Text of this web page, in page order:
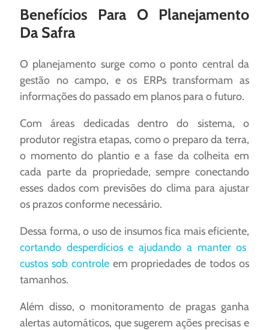
Benefícios Para O Planejamento
Da Safra
O planejamento surge como o ponto central da
gestão no campo, e os ERPs transformam as
informações do passado em planos para o futuro.
Com áreas dedicadas dentro do sistema, o
produtor registra etapas, como o preparo da terra,
o momento do plantio e a fase da colheita em
cada parte da propriedade, sempre conectando
esses dados com previsões do clima para ajustar
os prazos conforme necessário. ​
Dessa forma, o uso de insumos fica mais eficiente,
cortando desperdícios e ajudando a manter os
custos sob controleem propriedades de todos os
tamanhos.
Além disso, o monitoramento de pragas ganha
alertas automáticos, que sugerem ações precisas e